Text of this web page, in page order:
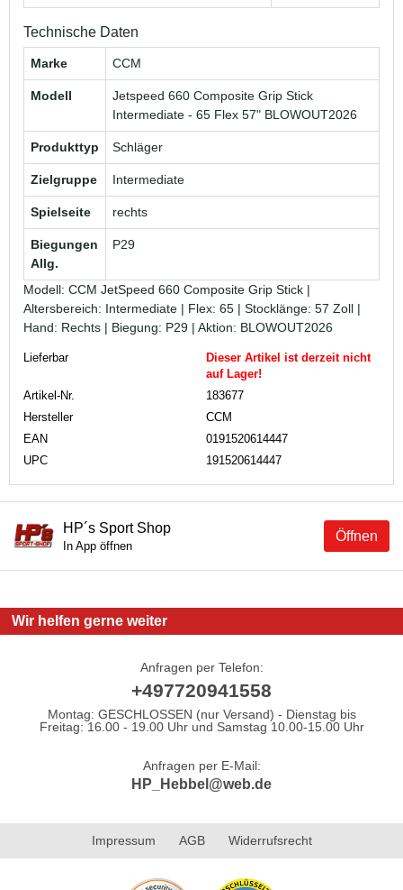
Technische Daten
Marke CCM
Modell
Jetspeed 660 Composite Grip Stick
Intermediate - 65 Flex 57" BLOWOUT2026
Produkttyp Schläger
Zielgruppe Intermediate
Spielseite rechts
Biegungen
Allg.
P29
Modell: CCM JetSpeed 660 Composite Grip Stick |
Altersbereich: Intermediate | Flex: 65 | Stocklänge: 57 Zoll |
Hand: Rechts | Biegung: P29 | Aktion: BLOWOUT2026
Lieferbar
Dieser Artikel ist derzeit nicht
auf Lager!
Artikel-Nr.
183677
Hersteller
CCM
EAN
0191520614447
UPC
191520614447
Öffnen
HP´s Sport Shop
In App öffnen
Wir helfen gerne weiter
Anfragen per Telefon:
+497720941558
Montag: GESCHLOSSEN (nur Versand) - Dienstag bis
Freitag: 16.00 - 19.00 Uhr und Samstag 10.00-15.00 Uhr
Anfragen per E-Mail:
HP_Hebbel@web.de
Impressum AGB Widerrufsrecht